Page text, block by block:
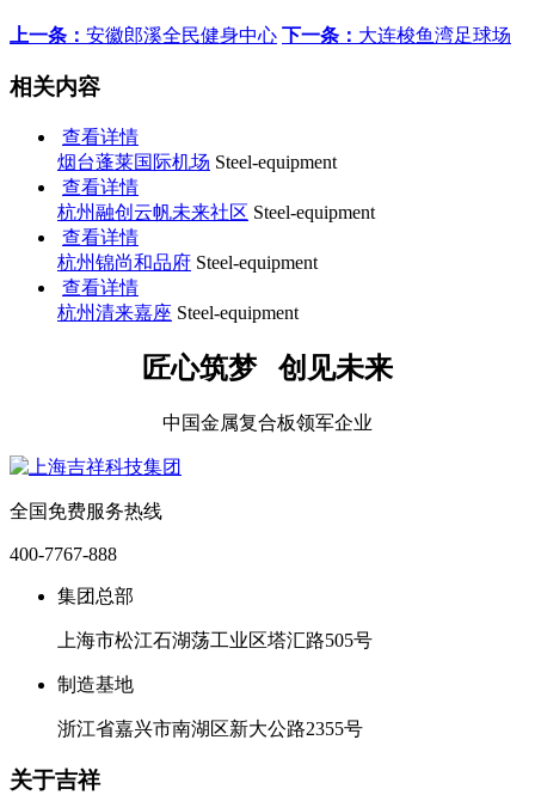
上一条： 安徽郎溪全民健身中心 下一条： 大连梭鱼湾足球场
相关内容
查看详情
烟台蓬莱国际机场 Steel-equipment
查看详情
杭州融创云帆未来社区 Steel-equipment
查看详情
杭州锦尚和品府 Steel-equipment
查看详情
杭州清来嘉座 Steel-equipment
匠心筑梦 创见未来
中国金属复合板领军企业
全国免费服务热线
400-7767-888
集团总部
上海市松江石湖荡工业区塔汇路505号
制造基地
浙江省嘉兴市南湖区新大公路2355号
关于吉祥